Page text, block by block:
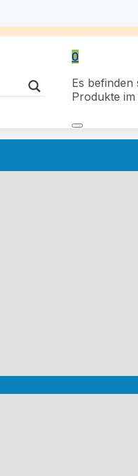
0
Es befinden
Produkte